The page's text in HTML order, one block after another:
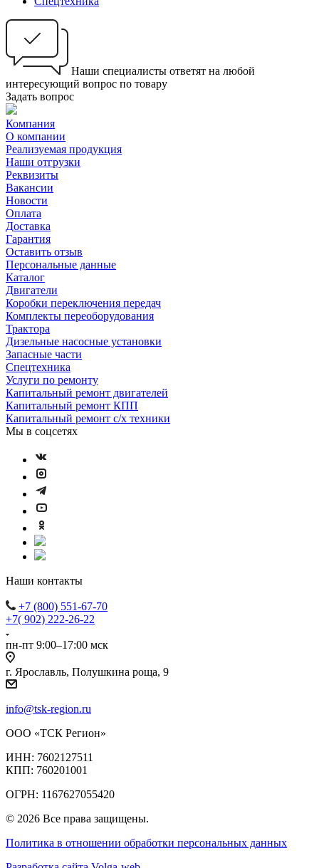
Наши специалисты ответят на любой
интересующий вопрос по товару
Задать вопрос
Компания
О компании
Реализуемая продукция
Наши отгрузки
Реквизиты
Вакансии
Новости
Оплата
Доставка
Гарантия
Оставить отзыв
Персональные данные
Каталог
Двигатели
Коробки переключения передач
Комплекты переоборудования
Трактора
Дизельные насосные установки
Запасные части
Спецтехника
Услуги по ремонту
Капитальный ремонт двигателей
Капитальный ремонт КПП
Капитальный ремонт с/х техники
Мы в соцсетях
Наши контакты
+7 (800) 551-67-70
+7( 902) 222-26-22
пн-пт 9:00–17:00 мск
г. Ярославль, Полушкина роща, 9
info@tsk-region.ru
ООО «ТСК Регион»
ИНН: 7602127511
КПП: 760201001
ОГРН: 1167627055420
© 2026 Все права защищены.
Политика в отношении обработки персональных данных